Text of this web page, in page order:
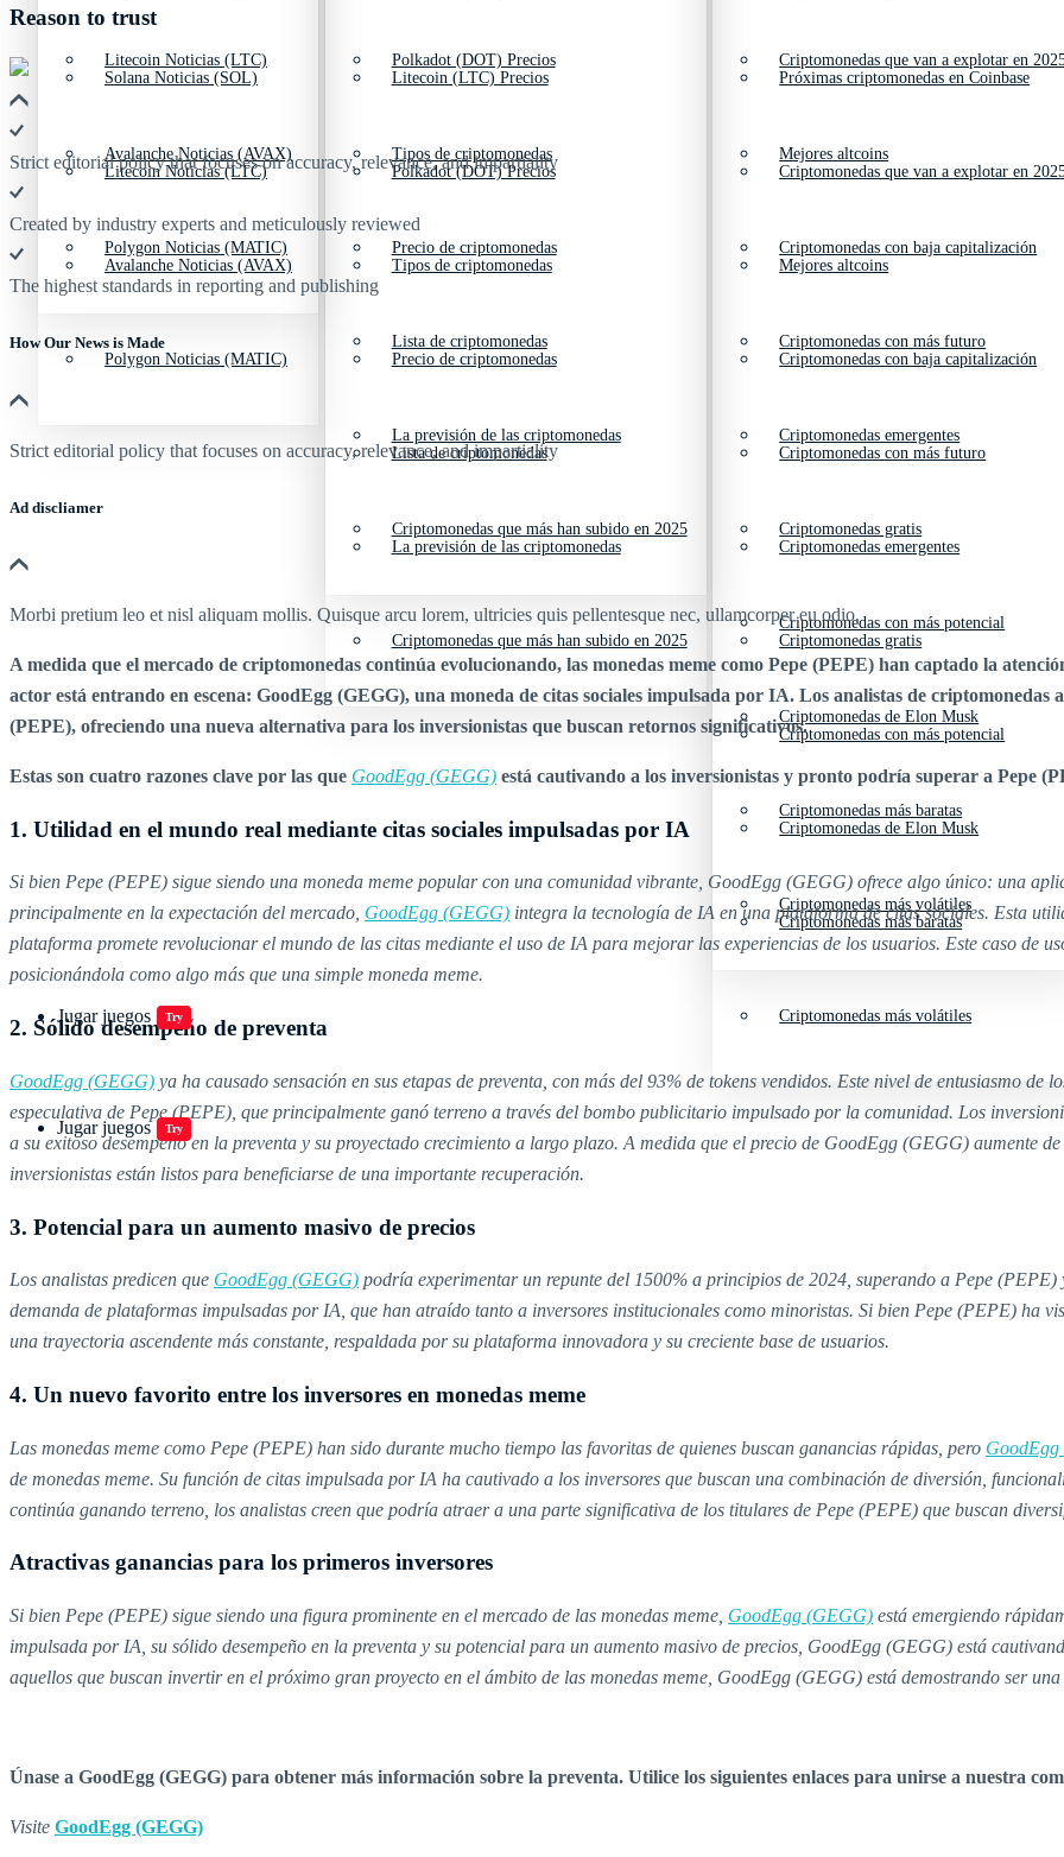
Litecoin Noticias (LTC)
Avalanche Noticias (AVAX)
Polygon Noticias (MATIC)
Polkadot (DOT) Precios
Tipos de criptomonedas
Precio de criptomonedas
Lista de criptomonedas
La previsión de las criptomonedas
Criptomonedas que más han subido en 2025
Criptomonedas que van a explotar en
Mejores altcoins
Criptomonedas con baja capitalización
Criptomonedas con más futuro
Criptomonedas emergentes
Criptomonedas gratis
Criptomonedas con más potencial
Criptomonedas de Elon Musk
Criptomonedas más baratas
Criptomonedas más volátiles
Jugar juegos Try
Solana Noticias (SOL)
Litecoin Noticias (LTC)
Avalanche Noticias (AVAX)
Polygon Noticias (MATIC)
Litecoin (LTC) Precios
Polkadot (DOT) Precios
Tipos de criptomonedas
Precio de criptomonedas
Lista de criptomonedas
La previsión de las criptomonedas
Criptomonedas que más han subido en 2025
Próximas criptomonedas en Coinbase
Criptomonedas que van a explotar en
Mejores altcoins
Criptomonedas con baja capitalización
Criptomonedas con más futuro
Criptomonedas emergentes
Criptomonedas gratis
Criptomonedas con más potencial
Criptomonedas de Elon Musk
Criptomonedas más baratas
Criptomonedas más volátiles
Jugar juegos Try
Reason to trust
Strict editorial policy that focuses on accuracy, relevance, and impartiality
Created by industry experts and meticulously reviewed
The highest standards in reporting and publishing
How Our News is Made
Strict editorial policy that focuses on accuracy, relevance, and impartiality
Ad discliamer
Morbi pretium leo et nisl aliquam mollis. Quisque arcu lorem, ultricies quis pellentesque nec, ullamcorper eu odio.
A medida que el mercado de criptomonedas continúa evolucionando, las monedas meme como Pepe (PEPE) han captado la
actor está entrando en escena: GoodEgg (GEGG), una moneda de citas sociales impulsada por IA. Los analistas de criptomonedas
(PEPE), ofreciendo una nueva alternativa para los inversionistas que buscan retornos significativos.
Estas son cuatro razones clave por las que GoodEgg (GEGG) está cautivando a los inversionistas y pronto podría superar a Pepe
1. Utilidad en el mundo real mediante citas sociales impulsadas por IA
Si bien Pepe (PEPE) sigue siendo una moneda meme popular con una comunidad vibrante, GoodEgg (GEGG) ofrece algo único: una
principalmente en la expectación del mercado, GoodEgg (GEGG) integra la tecnología de IA en una plataforma de citas sociales. Esta
plataforma promete revolucionar el mundo de las citas mediante el uso de IA para mejorar las experiencias de los usuarios. Este caso de
posicionándola como algo más que una simple moneda meme.
2. Sólido desempeño de preventa
GoodEgg (GEGG) ya ha causado sensación en sus etapas de preventa, con más del 93% de tokens vendidos. Este nivel de entusiasmo
especulativa de Pepe (PEPE), que principalmente ganó terreno a través del bombo publicitario impulsado por la comunidad. Los
a su exitoso desempeño en la preventa y su proyectado crecimiento a largo plazo. A medida que el precio de GoodEgg (GEGG) aumente
inversionistas están listos para beneficiarse de una importante recuperación.
3. Potencial para un aumento masivo de precios
Los analistas predicen que GoodEgg (GEGG) podría experimentar un repunte del 1500% a principios de 2024, superando a Pepe (PEPE)
demanda de plataformas impulsadas por IA, que han atraído tanto a inversores institucionales como minoristas. Si bien Pepe (PEPE) ha
una trayectoria ascendente más constante, respaldada por su plataforma innovadora y su creciente base de usuarios.
4. Un nuevo favorito entre los inversores en monedas meme
Las monedas meme como Pepe (PEPE) han sido durante mucho tiempo las favoritas de quienes buscan ganancias rápidas, pero
de monedas meme. Su función de citas impulsada por IA ha cautivado a los inversores que buscan una combinación de diversión,
continúa ganando terreno, los analistas creen que podría atraer a una parte significativa de los titulares de Pepe (PEPE) que buscan
Atractivas ganancias para los primeros inversores
Si bien Pepe (PEPE) sigue siendo una figura prominente en el mercado de las monedas meme, GoodEgg (GEGG) está emergiendo
impulsada por IA, su sólido desempeño en la preventa y su potencial para un aumento masivo de precios, GoodEgg (GEGG) está
aquellos que buscan invertir en el próximo gran proyecto en el ámbito de las monedas meme, GoodEgg (GEGG) está demostrando ser
Únase a GoodEgg (GEGG) para obtener más información sobre la preventa. Utilice los siguientes enlaces para unirse a nuestra
Visite GoodEgg (GEGG)